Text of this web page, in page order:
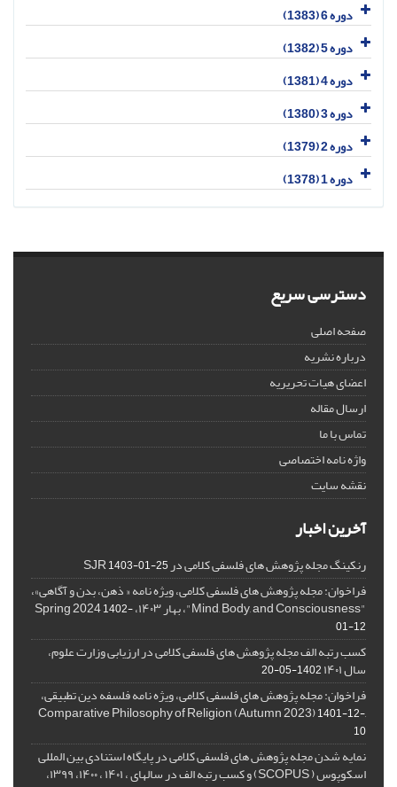
دوره 6 (1383)
دوره 5 (1382)
دوره 4 (1381)
دوره 3 (1380)
دوره 2 (1379)
دوره 1 (1378)
دسترسی سریع
صفحه اصلی
درباره نشریه
اعضای هیات تحریریه
ارسال مقاله
تماس با ما
واژه نامه اختصاصی
نقشه سایت
آخرین اخبار
رنکینگ مجله پژوهش های فلسفی کلامی در SJR1403-01-25
فراخوان: مجله پژوهش های فلسفی کلامی، ویژه نامه « ذهن، بدن و آگاهی»،
"Mind, Body, and Consciousness"، بهار ۱۴۰۳، Spring 2024
1402-
01-12
کسب رتبه الف مجله پژوهش های فلسفی کلامی در ارزیابی وزارت علوم،
سال ۱۴۰۱ 1402-05-20
فراخوان: مجله پژوهش های فلسفی کلامی، ویژه نامه فلسفه دین تطبیقی،
,Comparative Philosophy of Religion (Autumn 2023)
1401-12-
10
نمایه شدن مجله پژوهش های فلسفی کلامی در پایگاه استنادی بین المللی
اسکوپوس ( SCOPUS) و کسب رتبه الف در سالهای ، ۱۴۰۱ ، ۱۴۰۰، ۱۳۹۹،